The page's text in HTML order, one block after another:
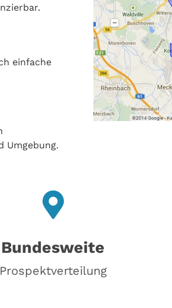
einfache
Umgebung.
Bundesweite
Prospektverteilung